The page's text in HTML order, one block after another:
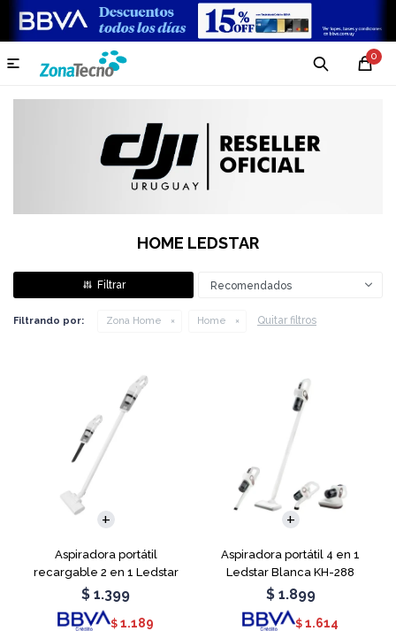
0

HOME LEDSTAR
Recomendados
Filtrando por: Zona Home Home Quitar filtros
Aspiradora portátil
recargable 2 en 1 Ledstar
SR-133
$ 1.399
$ 1.189
Aspiradora portátil 4 en 1
Ledstar Blanca KH-288
$ 1.899
$ 1.614